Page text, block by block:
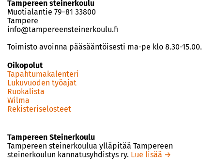
Tampereen steinerkoulu
Muotialantie 79–81 33800
Tampere
info@tampereensteinerkoulu.fi
Toimisto avoinna pääsääntöisesti ma-pe klo 8.30-15.00.
Oikopolut
Tapahtumakalenteri
Lukuvuoden työajat
Ruokalista
Wilma
Rekisteriselosteet
Tampereen Steinerkoulu
Tampereen steinerkoulua ylläpitää Tampereen
steinerkoulun kannatusyhdistys ry. Lue lisää →